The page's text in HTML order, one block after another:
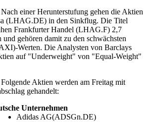
einer Herunterstufung gehen die Aktien
(LHAG.DE) in den Sinkflug. Die Titel
Frankfurter Handel (LHAG.F) 2,7
und gehören damit zu den schwächsten
Werten. Die Analysten von Barclays
auf "Underweight" von "Equal-Weight"
Aktien werden am Freitag mit
gehandelt:
Unternehmen
Adidas AG(ADSGn.DE)